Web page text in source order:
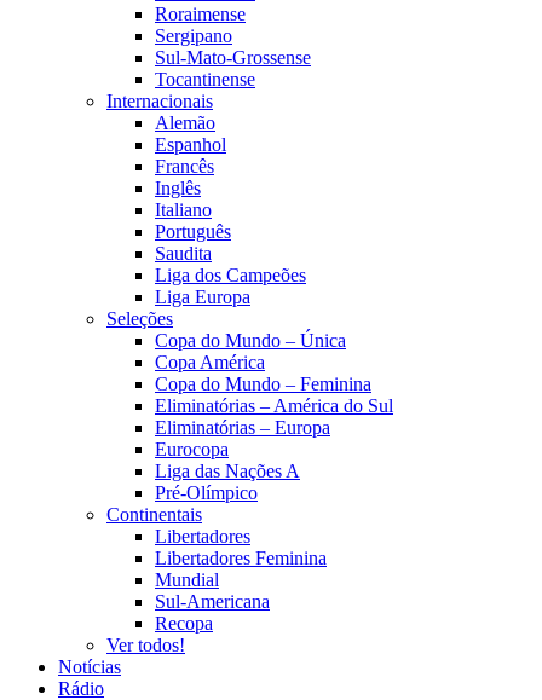
Roraimense
Sergipano
Sul-Mato-Grossense
Tocantinense
Internacionais
Alemão
Espanhol
Francês
Inglês
Italiano
Português
Saudita
Liga dos Campeões
Liga Europa
Seleções
Copa do Mundo – Única
Copa América
Copa do Mundo – Feminina
Eliminatórias – América do Sul
Eliminatórias – Europa
Eurocopa
Liga das Nações A
Pré-Olímpico
Continentais
Libertadores
Libertadores Feminina
Mundial
Sul-Americana
Recopa
Ver todos!
Notícias
Rádio